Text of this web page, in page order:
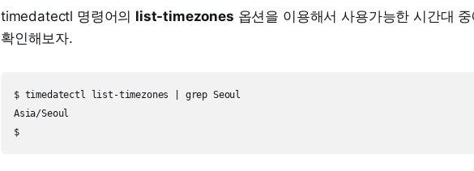
timedatectl 명령어의 list-timezones 옵션을 이용해서 사용가능한 시간대
확인해보자.
$ timedatectl list-timezones | grep Seoul
Asia/Seoul
$